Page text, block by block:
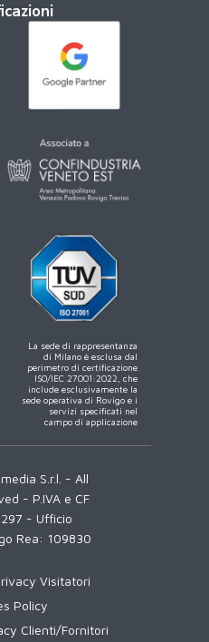
La sede di rappresentanza
di Milano è esclusa dal
perimetro di certificazione
ISO/IEC 27001:2022, che
include esclusivamente la
sede operativa di Rovigo e i
servizi specificati nel
campo di applicazione
S.r.l. - All
- P.IVA e CF
- Ufficio
Rea: 109830
Visitatori
Policy
Clienti/Fornitori